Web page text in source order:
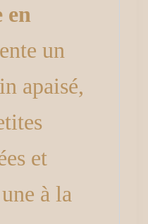
en
un
apaisé,
et
à la